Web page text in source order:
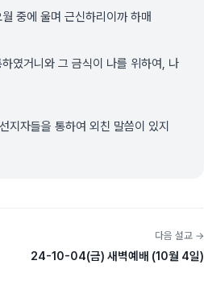
중에 울며 근신하리이까 하매
였거니와 그 금식이 나를 위하여, 나
지자들을 통하여 외친 말씀이 있지
다음 설교 →
24-10-04(금) 새벽예배 (10월 4일)